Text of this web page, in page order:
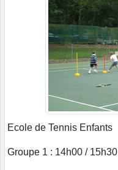
Ecole de Tennis Enfants
Groupe 1 : 14h00 / 15h30